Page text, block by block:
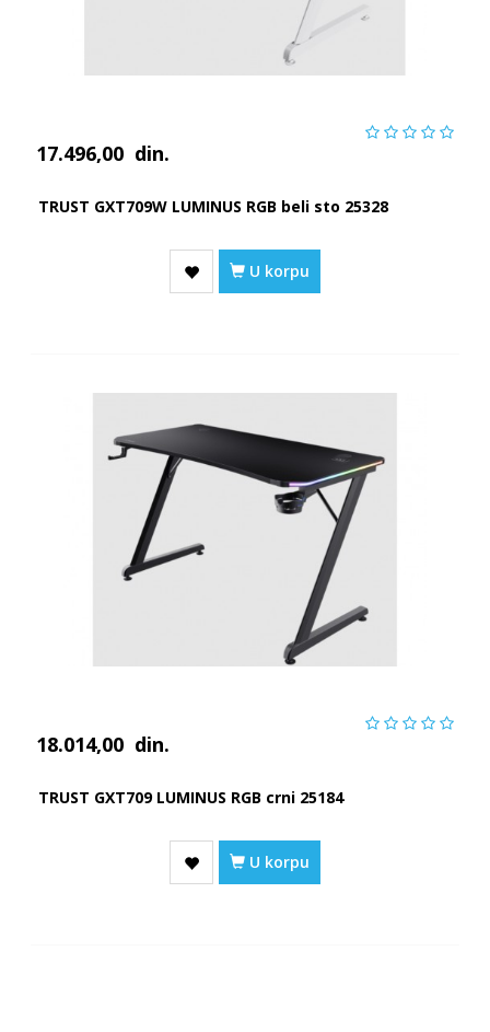
17.496,00 din.
TRUST GXT709W LUMINUS RGB beli sto 25328
U korpu
18.014,00 din.
TRUST GXT709 LUMINUS RGB crni 25184
U korpu